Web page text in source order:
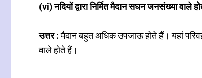
(vi) नदियों द्वारा निर्मित मैदान सघन जनसंख्या वाले
उत्तर :मैदान बहुत अधिक उपजाऊ होते हैं। यहां
वाले होते हैं।